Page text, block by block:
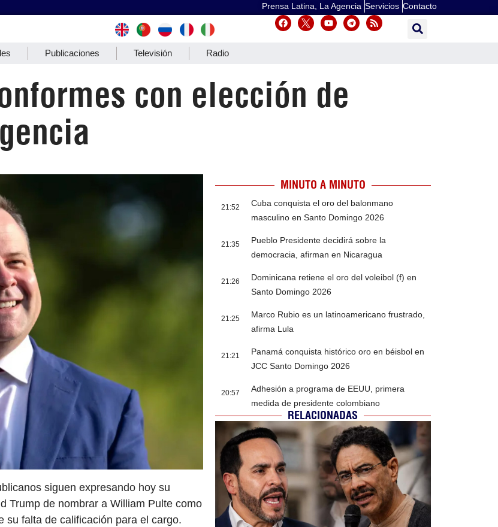
Prensa Latina, La Agencia Servicios Contacto
Publicaciones Televisión Radio
con elección de
siguen expresando hoy su
Trump de nombrar a William Pulte como
su falta de calificación para el cargo.
MINUTO A MINUTO
21:52
Cuba conquista el oro del balonmano
masculino en Santo Domingo 2026
21:35
Pueblo Presidente decidirá sobre la
democracia, afirman en Nicaragua
21:26
Dominicana retiene el oro del voleibol (f) en
Santo Domingo 2026
21:25
Marco Rubio es un latinoamericano frustrado,
afirma Lula
21:21
Panamá conquista histórico oro en béisbol en
JCC Santo Domingo 2026
20:57
Adhesión a programa de EEUU, primera
medida de presidente colombiano
RELACIONADAS